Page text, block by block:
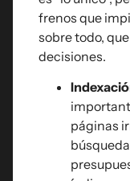
frenos que
sobre todo,
decisiones.
páginas